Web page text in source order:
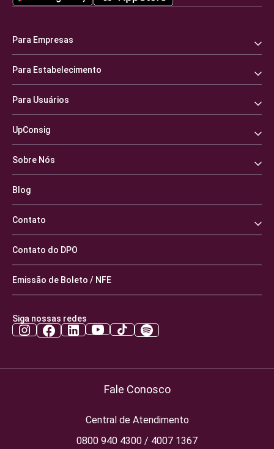
Para Empresas
Para Estabelecimento
Para Usuários
UpConsig
Sobre Nós
Blog
Contato
Contato do DPO
Emissão de Boleto / NFE
Siga nossas redes
Fale Conosco
Central de Atendimento
0800 940 4300 / 4007 1367